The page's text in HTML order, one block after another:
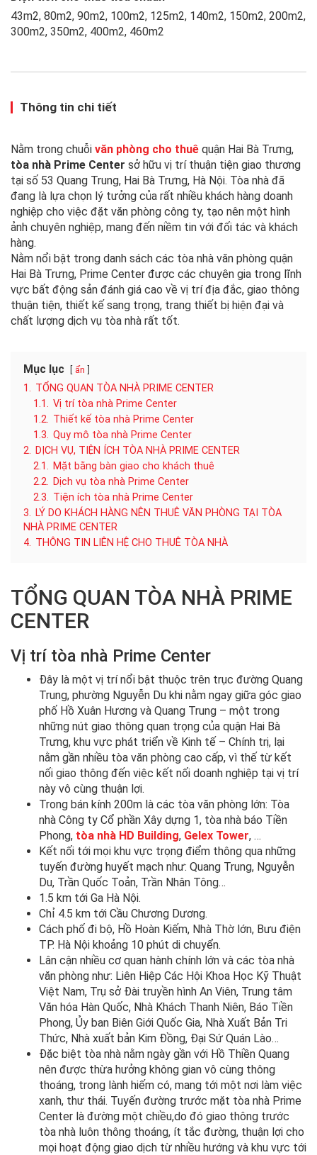
43m2, 80m2, 90m2, 100m2, 125m2, 140m2, 150m2, 200m2,
300m2, 350m2, 400m2, 460m2
Thông tin chi tiết
Nằm trong chuỗi văn phòng cho thuê quận Hai Bà Trưng,
tòa nhà Prime Center sở hữu vị trí thuận tiện giao thương
tại số 53 Quang Trung, Hai Bà Trưng, Hà Nội. Tòa nhà đã
đang là lựa chọn lý tưởng của rất nhiều khách hàng doanh
nghiệp cho việc đặt văn phòng công ty, tạo nên một hình
ảnh chuyên nghiệp, mang đến niềm tin với đối tác và khách
hàng.
Nằm nổi bật trong danh sách các tòa nhà văn phòng quận
Hai Bà Trưng, Prime Center được các chuyên gia trong lĩnh
vực bất động sản đánh giá cao về vị trí địa đắc, giao thông
thuận tiện, thiết kế sang trọng, trang thiết bị hiện đại và
chất lượng dịch vụ tòa nhà rất tốt.
Mục lục ẩn
1. TỔNG QUAN TÒA NHÀ PRIME CENTER
1.1. Vị trí tòa nhà Prime Center
1.2. Thiết kế tòa nhà Prime Center
1.3. Quy mô tòa nhà Prime Center
2. DỊCH VỤ, TIỆN ÍCH TÒA NHÀ PRIME CENTER
2.1. Mặt bằng bàn giao cho khách thuê
2.2. Dịch vụ tòa nhà Prime Center
2.3. Tiện ích tòa nhà Prime Center
3. LÝ DO KHÁCH HÀNG NÊN THUÊ VĂN PHÒNG TẠI TÒA
NHÀ PRIME CENTER
4. THÔNG TIN LIÊN HỆ CHO THUÊ TÒA NHÀ
TỔNG QUAN TÒA NHÀ PRIME
CENTER
Vị trí tòa nhà Prime Center
Đây là một vị trí nổi bật thuộc trên trục đường Quang
Trung, phường Nguyễn Du khi nằm ngay giữa góc giao
phố Hồ Xuân Hương và Quang Trung – một trong
những nút giao thông quan trọng của quận Hai Bà
Trưng, khu vực phát triển về Kinh tế – Chính trị, lại
nằm gần nhiều tòa văn phòng cao cấp, vì thế từ kết
nối giao thông đến việc kết nối doanh nghiệp tại vị trí
này vô cùng thuận lợi.
Trong bán kính 200m là các tòa văn phòng lớn: Tòa
nhà Công ty Cổ phần Xây dựng 1, tòa nhà báo Tiền
Phong, tòa nhà HD Building, Gelex Tower, …
Kết nối tới mọi khu vực trọng điểm thông qua những
tuyến đường huyết mạch như: Quang Trung, Nguyễn
Du, Trần Quốc Toản, Trần Nhân Tông…
1.5 km tới Ga Hà Nội.
Chỉ 4.5 km tới Cầu Chương Dương.
Cách phố đi bộ, Hồ Hoàn Kiếm, Nhà Thờ lớn, Bưu điện
TP. Hà Nội khoảng 10 phút di chuyển.
Lân cận nhiều cơ quan hành chính lớn và các tòa nhà
văn phòng như: Liên Hiệp Các Hội Khoa Học Kỹ Thuật
Việt Nam, Trụ sở Đài truyền hình An Viên, Trung tâm
Văn hóa Hàn Quốc, Nhà Khách Thanh Niên, Báo Tiền
Phong, Ủy ban Biên Giới Quốc Gia, Nhà Xuất Bản Tri
Thức, Nhà xuất bản Kim Đồng, Đại Sứ Quán Lào…
Đặc biệt tòa nhà nằm ngày gần với Hồ Thiền Quang
nên được thừa hưởng không gian vô cùng thông
thoáng, trong lành hiếm có, mang tới một nơi làm việc
xanh, thư thái. Tuyến đường trước mặt tòa nhà Prime
Center là đường một chiều,do đó giao thông trước
tòa nhà luôn thông thoáng, ít tắc đường, thuận lợi cho
mọi hoạt động giao dịch từ nhiều hướng và khu vực tới